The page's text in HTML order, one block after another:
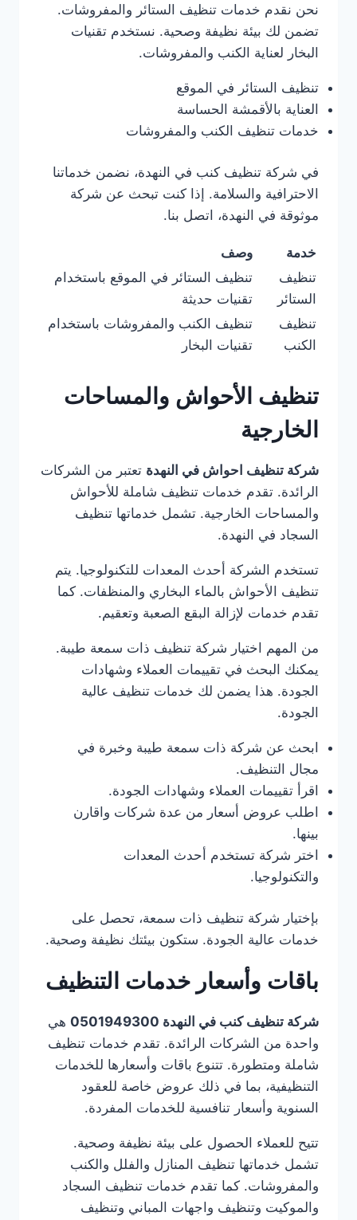
نحن نقدم خدمات تنظيف الستائر والمفروشات.
تضمن لك بيئة نظيفة وصحية. نستخدم تقنيات
البخار لعناية الكنب والمفروشات.
تنظيف الستائر في الموقع
العناية بالأقمشة الحساسة
خدمات تنظيف الكنب والمفروشات
في شركة تنظيف كنب في النهدة، نضمن خدماتنا
الاحترافية والسلامة. إذا كنت تبحث عن شركة
موثوقة في النهدة، اتصل بنا.
خدمة
وصف
تنظيف
الستائر
تنظيف الستائر في الموقع باستخدام
تقنيات حديثة
تنظيف
الكنب
تنظيف الكنب والمفروشات باستخدام
تقنيات البخار
تنظيف الأحواش والمساحات
الخارجية
شركة تنظيف احواش في النهدة تعتبر من الشركات
الرائدة. تقدم خدمات تنظيف شاملة للأحواش
والمساحات الخارجية. تشمل خدماتها تنظيف
السجاد في النهدة.
تستخدم الشركة أحدث المعدات للتكنولوجيا. يتم
تنظيف الأحواش بالماء البخاري والمنظفات. كما
تقدم خدمات لإزالة البقع الصعبة وتعقيم.
من المهم اختيار شركة تنظيف ذات سمعة طيبة.
يمكنك البحث في تقييمات العملاء وشهادات
الجودة. هذا يضمن لك خدمات تنظيف عالية
الجودة.
ابحث عن شركة ذات سمعة طيبة وخبرة في
مجال التنظيف.
اقرأ تقييمات العملاء وشهادات الجودة.
اطلب عروض أسعار من عدة شركات واقارن
بينها.
اختر شركة تستخدم أحدث المعدات
والتكنولوجيا.
بإختيار شركة تنظيف ذات سمعة، تحصل على
خدمات عالية الجودة. ستكون بيئتك نظيفة وصحية.
باقات وأسعار خدمات التنظيف
شركة تنظيف كنب في النهدة 0501949300
هي
واحدة من الشركات الرائدة. تقدم خدمات تنظيف
شاملة ومتطورة. تتنوع باقات وأسعارها للخدمات
التنظيفية، بما في ذلك عروض خاصة للعقود
السنوية وأسعار تنافسية للخدمات المفردة.
تتيح للعملاء الحصول على بيئة نظيفة وصحية.
تشمل خدماتها تنظيف المنازل والفلل والكنب
والمفروشات. كما تقدم خدمات تنظيف السجاد
والموكيت وتنظيف واجهات المباني وتنظيف